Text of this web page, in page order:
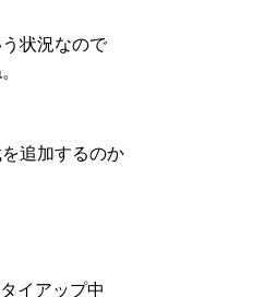
状況なので
追加するのか
イアップ中